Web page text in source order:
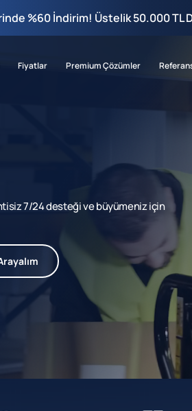
%60 İndirim! Üstelik 50.000 TL
Fiyatlar Premium Çözümler
7/24 desteği ve büyümeniz için